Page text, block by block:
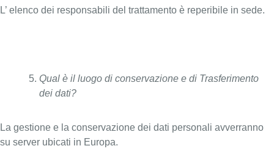
L’ elenco dei responsabili del trattamento è reperibile in sede.
Qual è il luogo di conservazione e di Trasferimento
dei dati?
La gestione e la conservazione dei dati personali avverranno
su server ubicati in Europa.